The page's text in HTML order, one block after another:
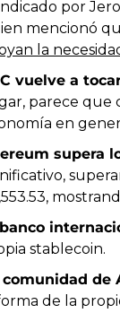
por
mencionó
la
vuelve a
parece que
en
supera
stablecoin.
comunidad de
de la